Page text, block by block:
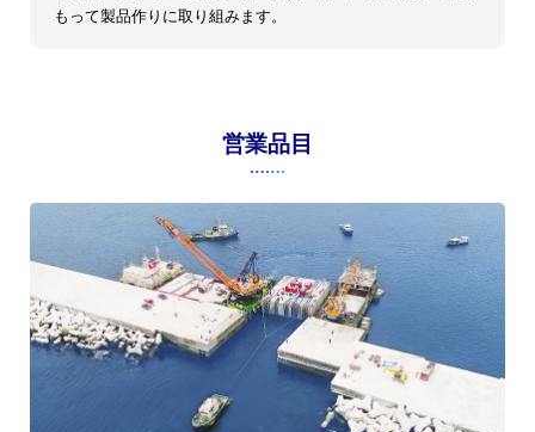
もって製品作りに取り組みます。
営業品目